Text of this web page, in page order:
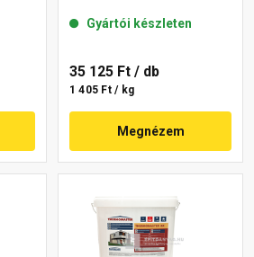
Gyártói készleten
35 125 Ft / db
1 405 Ft / kg
Megnézem